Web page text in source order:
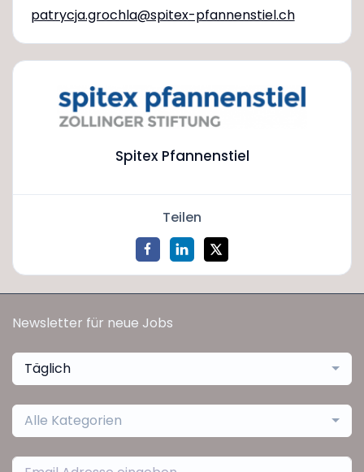
patrycja.grochla@spitex-pfannenstiel.ch
Spitex Pfannenstiel
Teilen
Newsletter für neue Jobs
Täglich
Alle Kategorien